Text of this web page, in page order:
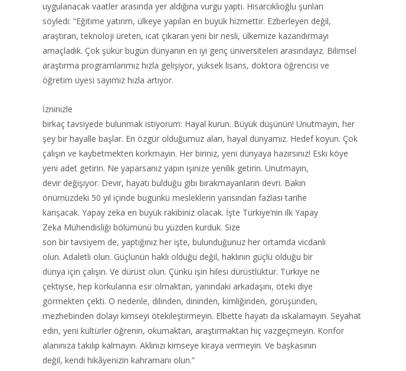
uygulanacak vaatler arasında yer aldığına vurgu yaptı. Hisarcıklıoğlu şunları
söyledi: “Eğitime yatırım, ülkeye yapılan en büyük hizmettir. Ezberleyen değil,
araştıran, teknoloji üreten, icat çıkaran yeni bir nesli, ülkemize kazandırmayı
amaçladık. Çok şükür bugün dünyanın en iyi genç üniversiteleri arasındayız. Bilimsel
araştırma programlarımız hızla gelişiyor, yüksek lisans, doktora öğrencisi ve
öğretim üyesi sayımız hızla artıyor.
İzninizle
birkaç tavsiyede bulunmak istiyorum: Hayal kurun. Büyük düşünün! Unutmayın, her
şey bir hayalle başlar. En özgür olduğumuz alan, hayal dünyamız. Hedef koyun. Çok
çalışın ve kaybetmekten korkmayin. Her biriniz, yeni dünyaya hazırsınız! Eski köye
yeni adet getirin. Ne yaparsanız yapın işinize yenilik getirin. Unutmayın,
devir değişiyor. Devir, hayatı bulduğu gibi bırakmayanların devri. Bakın
önümüzdeki 50 yıl içinde bugünkü mesleklerin yarısından fazlası tarihe
karışacak. Yapay zeka en büyük rakibiniz olacak. İşte Türkiye’nin ilk Yapay
Zeka Mühendisliği bölümünü bu yüzden kurduk. Size
son bir tavsiyem de, yaptığınız her işte, bulunduğunuz her ortamda vicdanlı
olun. Adaletli olun. Güçlünün haklı olduğu değil, haklının güçlü olduğu bir
dünya için çalışın. Ve dürüst olun. Çünkü işin hilesi dürüstlüktür. Türkiye ne
çektiyse, hep korkularına esir olmaktan, yanındaki arkadaşını, öteki diye
görmekten çekti. O nedenle, dilinden, dininden, kimliğinden, görüşünden,
mezhebinden dolayı kimseyi ötekileştirmeyin. Elbette hayatı da ıskalamayın. Seyahat
edin, yeni kültürler öğrenin, okumaktan, araştırmaktan hiç vazgeçmeyin. Konfor
alanınıza takılıp kalmayın. Aklınızı kimseye kiraya vermeyin. Ve başkasının
değil, kendi hikâyenizin kahramanı olun.”